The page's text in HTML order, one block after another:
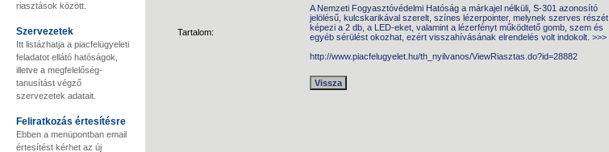
riasztások között.
Szervezetek
Itt listázhatja a piacfelügyeleti
feladatot ellátó hatóságok,
illetve a megfelelőség-
tanusítást végző
szervezetek adatait.
Feliratkozás értesítésre
Ebben a menüpontban email
értesítést kérhet az új
Tartalom:
A Nemzeti Fogyasztóvédelmi Hatóság a márkajel nélküli, S-301 azonosító
jelölésű, kulcskarikával szerelt, színes lézerpointer, melynek szerves részét
képezi a 2 db, a LED-eket, valamint a lézerfényt működtető gomb, szem és
egyéb sérülést okozhat, ezért visszahívásának elrendelés volt indokolt. >>>
http://www.piacfelugyelet.hu/th_nyilvanos/ViewRiasztas.do?id=28882